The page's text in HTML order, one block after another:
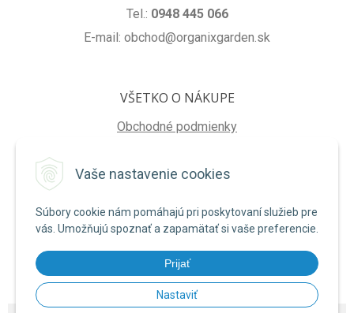
Vaše nastavenie cookies
Súbory cookie nám pomáhajú pri poskytovaní služieb pre
vás. Umožňujú spoznať a zapamätať si vaše preferencie.
Prijať
Nastaviť
Tel.: 0948 445 066
E-mail: obchod@organixgarden.sk
VŠETKO O NÁKUPE
Obchodné podmienky
Reklamačné podmienky
NA STIAHNUTIE
Formulár na odstúpenie od zmluvy
Poučenie o uplatnení práva na odstúpenie od zmluvy